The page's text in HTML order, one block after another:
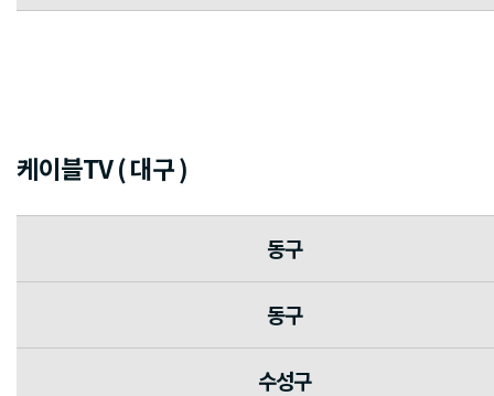
케이블TV ( 대구 )
동구
동구
수성구